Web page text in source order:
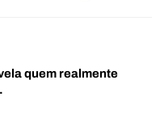
quem realmente